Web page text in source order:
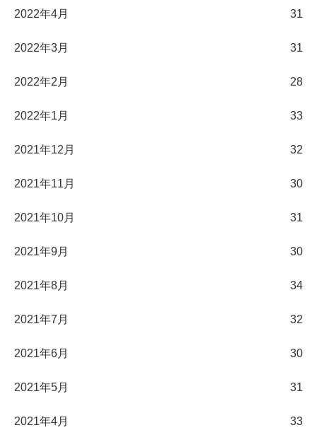
2022年4月 31
2022年3月 31
2022年2月 28
2022年1月 33
2021年12月 32
2021年11月 30
2021年10月 31
2021年9月 30
2021年8月 34
2021年7月 32
2021年6月 30
2021年5月 31
2021年4月 33